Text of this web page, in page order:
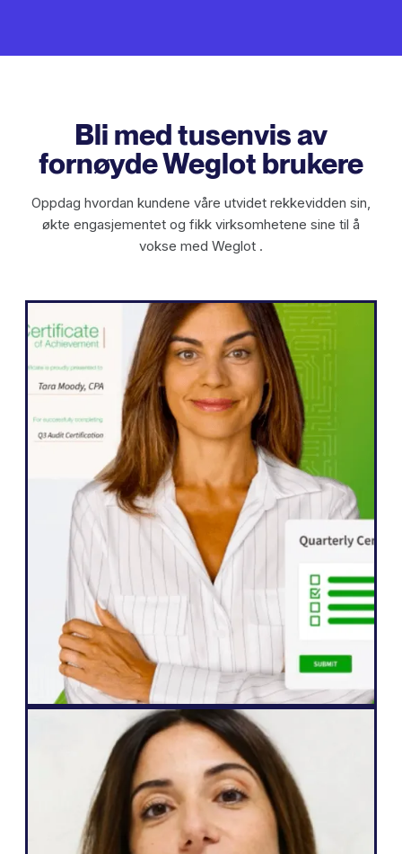
Bli med tusenvis av
fornøyde Weglot brukere
Oppdag hvordan kundene våre utvidet rekkevidden sin,
økte engasjementet og fikk virksomhetene sine til å
vokse med Weglot .
WordPress
" Weglot gjorde det mulig for oss å raskt
utvide nettstedet vårt til fem språk. Vi har
allerede sett betydelige forbedringer i
engasjementet fra våre internasjonale
målgrupper, som er mer ivrige enn noen
gang etter å samhandle med innholdet
vårt.»
John Springli
Senior Website Manager
Nettbyrå
" Weglot er flott fordi det samsvarer med